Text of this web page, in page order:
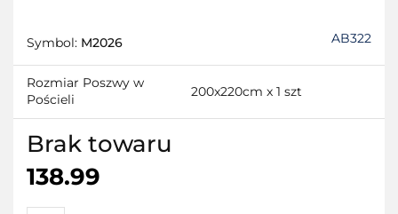
Symbol: M2026 AB322
Rozmiar Poszwy w
Pościeli
200x220cm x 1 szt
Brak towaru
138.99